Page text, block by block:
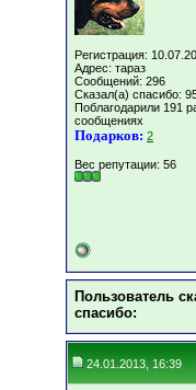
Регистрация:
Адрес: тараз
Сообщений: 296
Сказал(а) спасибо:
Поблагодарили 191
сообщениях
Подарков: 2
Вес репутации: 56
Пользователь
cпасибо:
24.01.2013, 16:39